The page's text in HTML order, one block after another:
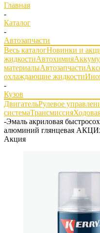
Главная
-
Каталог
-
Автозапчасти
Весь каталогНовинки и
жидкостиАвтохимия
материалыАвтозапчасти
охлаждающие жидкости
-
Кузов
ДвигательРулевое
системаТрансмиссия
-Эмаль акриловая
алюминий глянцевая
Акция